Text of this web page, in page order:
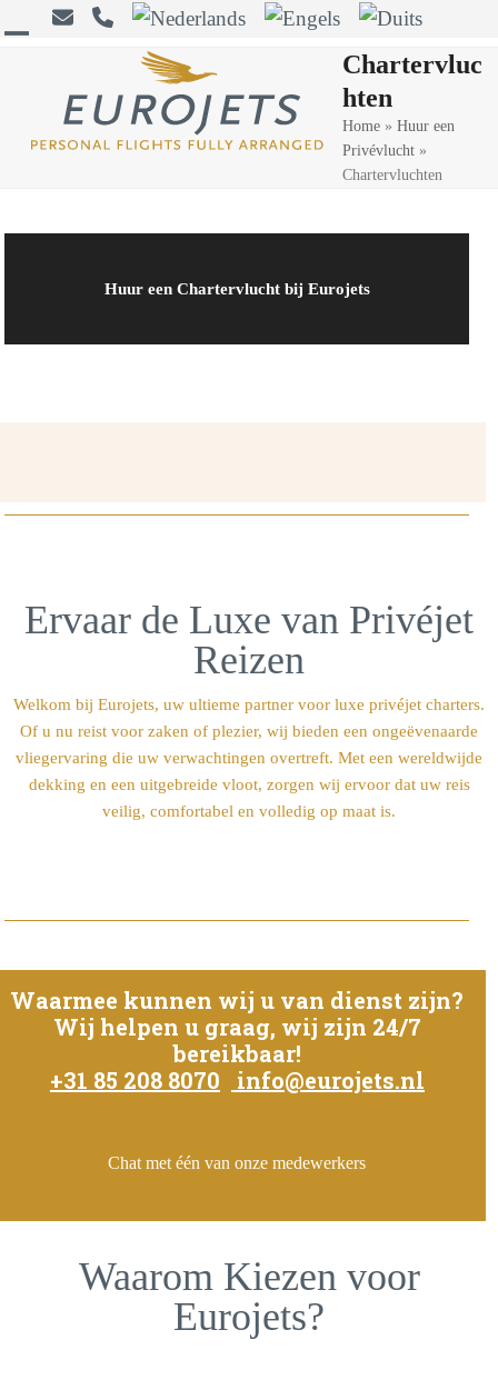
to
mobile
menu
mobile
menu
Chartervluc
hten
Home» Huur een
Privévlucht»
Chartervluchten
Huur een Chartervlucht bij Eurojets
Ervaar de Luxe van Privéjet
Reizen
Welkom bij Eurojets, uw ultieme partner voor luxe privéjet charters.
Of u nu reist voor zaken of plezier, wij bieden een ongeëvenaarde
vliegervaring die uw verwachtingen overtreft. Met een wereldwijde
dekking en een uitgebreide vloot, zorgen wij ervoor dat uw reis
veilig, comfortabel en volledig op maat is.
Waarmee kunnen wij u van dienst zijn?
Wij helpen u graag, wij zijn 24/7
bereikbaar!
+31 85 208 8070
info@eurojets.nl
Chat met één van onze medewerkers
Waarom Kiezen voor
Eurojets?